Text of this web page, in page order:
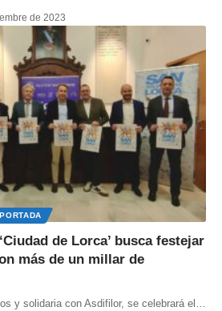
de 2023
PORTADA
de Lorca’ busca festejar
más de un millar de
y solidaria con Asdifilor, se celebrará el …